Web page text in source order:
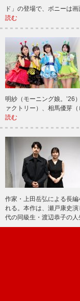
ド」の登場で、ボニーは
読む
明紗（モーニング娘。’26
ァクトリー）、相馬優芽
読む
作家・上田岳弘による長
れる。本作は、瀬戸康史
代の同級生・渡辺恭子の